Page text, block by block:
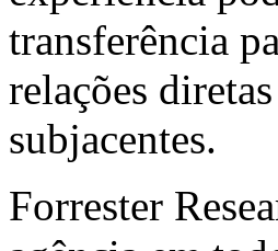
transferência
relações
subjacentes.
Forrester